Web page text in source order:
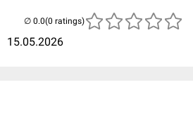
15.05.2026
(0 ratings)